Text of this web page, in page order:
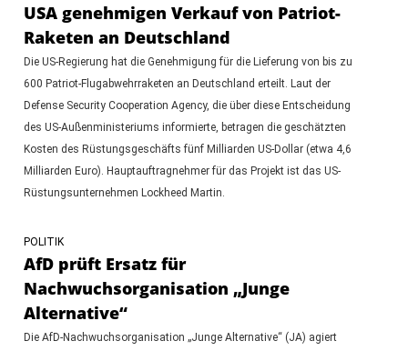
USA genehmigen Verkauf von Patriot-
Raketen an Deutschland
Die US-Regierung hat die Genehmigung für die Lieferung von bis zu
600 Patriot-Flugabwehrraketen an Deutschland erteilt. Laut der
Defense Security Cooperation Agency, die über diese Entscheidung
des US-Außenministeriums informierte, betragen die geschätzten
Kosten des Rüstungsgeschäfts fünf Milliarden US-Dollar (etwa 4,6
Milliarden Euro). Hauptauftragnehmer für das Projekt ist das US-
Rüstungsunternehmen Lockheed Martin.
POLITIK
AfD prüft Ersatz für
Nachwuchsorganisation „Junge
Alternative“
Die AfD-Nachwuchsorganisation „Junge Alternative“ (JA) agiert